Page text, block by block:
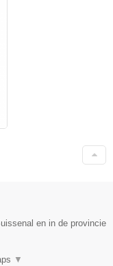
en in de provincie
▼